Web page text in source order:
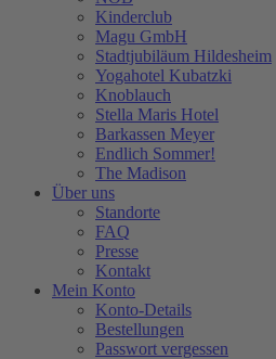
Kinderclub
Magu GmbH
Stadtjubiläum Hildesheim
Yogahotel Kubatzki
Knoblauch
Stella Maris Hotel
Barkassen Meyer
Endlich Sommer!
The Madison
Über uns
Standorte
FAQ
Presse
Kontakt
Mein Konto
Konto-Details
Bestellungen
Passwort vergessen